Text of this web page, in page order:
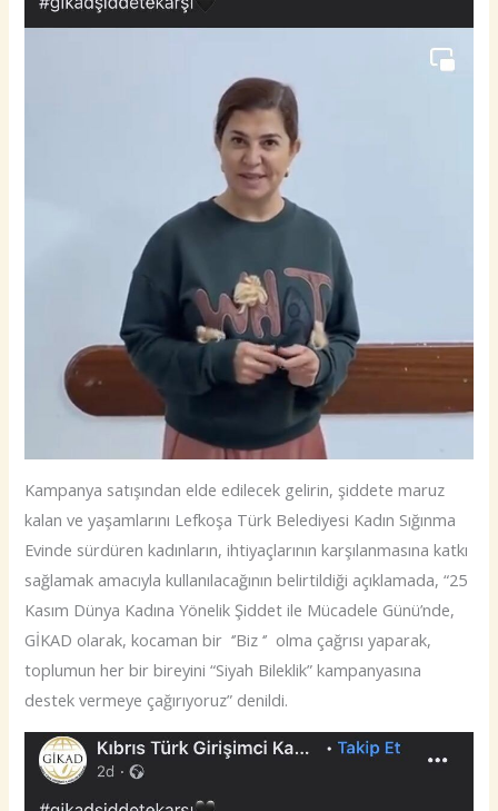
Kampanya satışından elde edilecek gelirin, şiddete maruz
kalan ve yaşamlarını Lefkoşa Türk Belediyesi Kadın Sığınma
Evinde sürdüren kadınların, ihtiyaçlarının karşılanmasına katkı
sağlamak amacıyla kullanılacağının belirtildiği açıklamada, “25
Kasım Dünya Kadına Yönelik Şiddet ile Mücadele Günü’nde,
GİKAD olarak, kocaman bir ‘’Biz ‘’ olma çağrısı yaparak,
toplumun her bir bireyini “Siyah Bileklik” kampanyasına
destek vermeye çağırıyoruz” denildi.